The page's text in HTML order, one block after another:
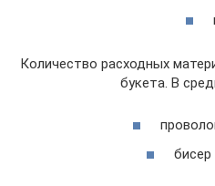
Количество расходных
букета. В
бисер